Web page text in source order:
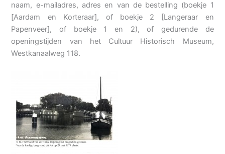
naam, e-mailadres, adres en van de bestelling (boekje 1
[Aardam en Korteraar], of boekje 2 [Langeraar en
Papenveer], of boekje 1 en 2), of gedurende de
openingstijden van het Cultuur Historisch Museum,
Westkanaalweg 118.